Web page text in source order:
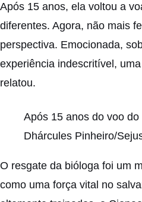
Após 15 anos, ela voltou a
diferentes. Agora, não mais
perspectiva. Emocionada,
experiência indescritível,
relatou.
Após 15 anos do voo
Dhárcules Pinheiro/
O resgate da bióloga foi um
como uma força vital no